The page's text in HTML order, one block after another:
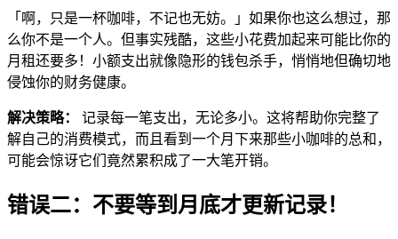
「啊，只是一杯咖啡，不记也无妨。」如果你也这么想过，那
么你不是一个人。但事实残酷，这些小花费加起来可能比你的
月租还要多！小额支出就像隐形的钱包杀手，悄悄地但确切地
侵蚀你的财务健康。
解决策略：
记录每一笔支出，无论多小。这将帮助你完整了
解自己的消费模式，而且看到一个月下来那些小咖啡的总和，
可能会惊讶它们竟然累积成了一大笔开销。
错误二：不要等到月底才更新记录！